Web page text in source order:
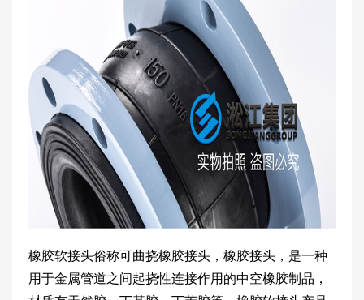
橡胶软接头俗称可曲挠橡胶接头，橡胶接头，是一种
用于金属管道之间起挠性连接作用的中空橡胶制品，